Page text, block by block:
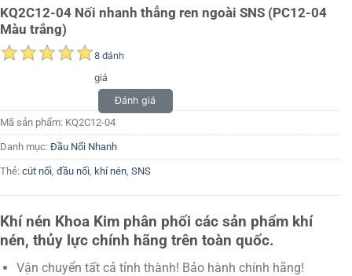
KQ2C12-04 Nối nhanh thẳng ren ngoài SNS (PC12-04
Màu trắng)
8 đánh
giá
Đánh giá
Mã sản phẩm: KQ2C12-04
Danh mục: Đầu Nối Nhanh
Thẻ: cút nối, đầu nối, khí nén, SNS
Khí nén Khoa Kim phân phối các sản phẩm khí
nén, thủy lực chính hãng trên toàn quốc.
Vận chuyển tất cả tỉnh thành! Bảo hành chính hãng!